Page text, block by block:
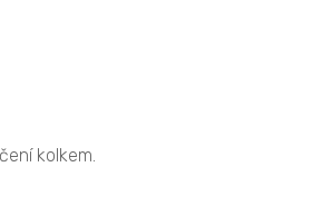
kolkem.